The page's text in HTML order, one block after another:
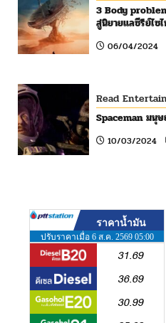
3 Body
สู่นิยายแลซีรีย์ไซ
06/04/2024
Read
Spaceman มนุ
10/03/2024